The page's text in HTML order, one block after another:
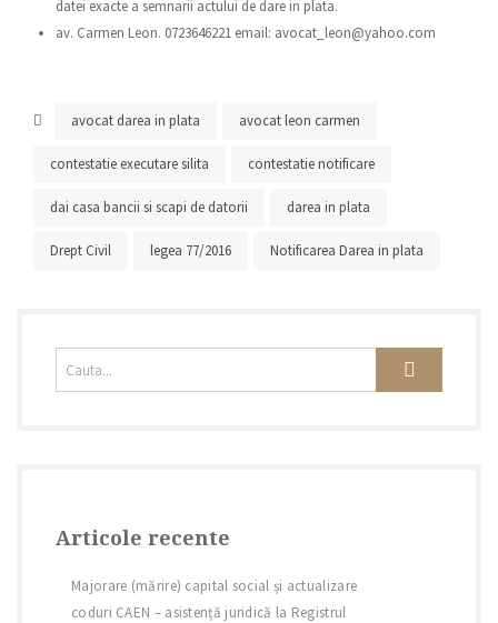
datei exacte a semnarii actului de dare in plata.
av. Carmen Leon. 0723646221 email: avocat_leon@yahoo.com
avocat darea in plata avocat leon carmen
contestatie executare silita contestatie notificare
dai casa bancii si scapi de datorii darea in plata
Drept Civil legea 77/2016 Notificarea Darea in plata
Articole recente
Majorare (mărire) capital social și actualizare
coduri CAEN – asistență juridică la Registrul